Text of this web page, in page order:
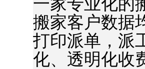
一家专业化的
搬家客户数据
打印派单，派
化、透明化收